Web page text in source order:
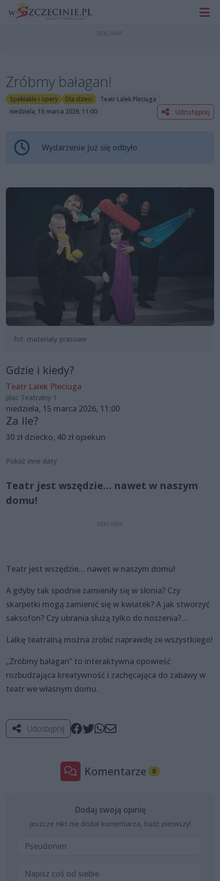
Zróbmy bałagan!
Spektakle i opery Dla dzieci
Teatr Lalek Pleciuga
niedziela, 15 marca 2026, 11:00
Udostępnij
Wydarzenie już się odbyło
fot. materiały prasowe
Gdzie i kiedy?
Teatr Lalek Pleciuga
plac Teatralny 1
niedziela, 15 marca 2026, 11:00
Za ile?
30 zł dziecko, 40 zł opiekun
Pokaż inne daty
Teatr jest wszędzie… nawet w naszym
domu!
Teatr jest wszędzie… nawet w naszym domu!
A gdyby tak spodnie zamieniły się w słonia? Czy
skarpetki mogą zamienić się w kwiatek? A jak stworzyć
saksofon? Czy ubrania służą tylko do noszenia?...
Lalkę teatralną można zrobić naprawdę ze wszystkiego!
„Zróbmy bałagan” to interaktywna opowieść
rozbudzająca kreatywność i zachęcająca do zabawy w
teatr we własnym domu.
Udostępnij
Komentarze 0
Dodaj swoją opinię
Jeszcze nikt nie dodał komentarza, bądź pierwszy!